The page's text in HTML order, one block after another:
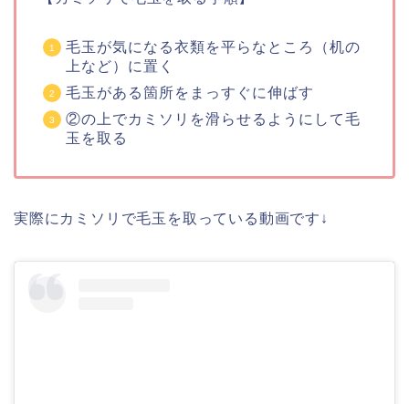
毛玉が気になる衣類を平らなところ（机の
上など）に置く
毛玉がある箇所をまっすぐに伸ばす
②の上でカミソリを滑らせるようにして毛
玉を取る
実際にカミソリで毛玉を取っている動画です↓